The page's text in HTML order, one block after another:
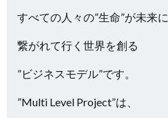
すべての人々の”生命”が未来に
繋がれて行く世界を創る
”ビジネスモデル”です。
”Multi Level Project”は、